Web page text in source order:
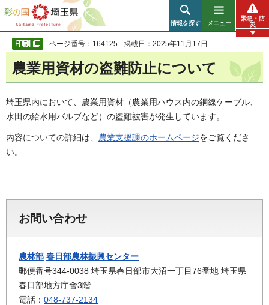
彩の国 埼玉県
情報を探す メニュー
緊急・防
災
ページ番号：164125 掲載日：2025年11月17日
農業用資材の盗難防止について
埼玉県内において、農業用資材（農業用ハウス内の銅線ケーブル、
水田の給水用バルブなど）の盗難被害が発生しています。
内容についての詳細は、 農業支援課のホームページをご覧くださ
い。
お問い合わせ
農林部 春日部農林振興センター
郵便番号344-0038 埼玉県春日部市大沼一丁目76番地 埼玉県
春日部地方庁舎3階
電話： 048-737-2134